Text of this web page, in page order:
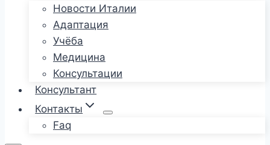
Новости Италии
Адаптация
Учёба
Медицина
Консультации
Консультант
Контакты
Faq